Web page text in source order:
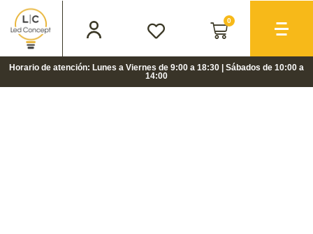
0
Horario de atención: Lunes a Viernes de 9:00 a 18:30 | Sábados de 10:00 a
14:00